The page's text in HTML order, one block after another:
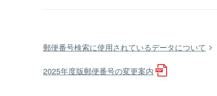
郵便番号検索に使用されているデータについて
2025年度版郵便番号の変更案内